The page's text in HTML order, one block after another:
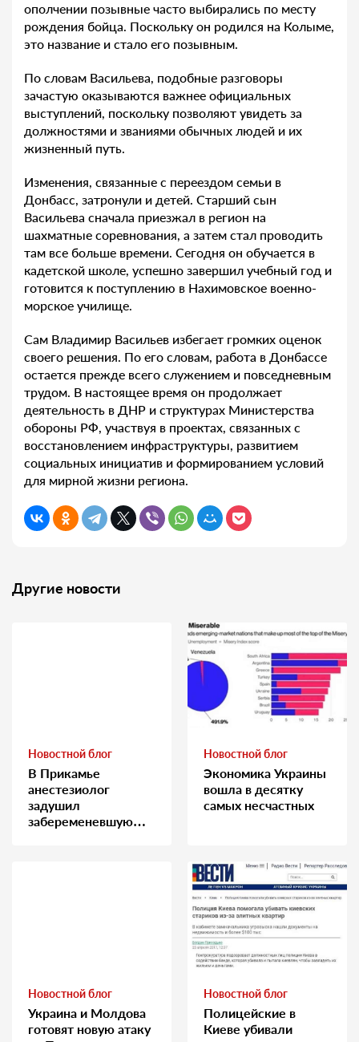
ополчении позывные часто выбирались по месту
рождения бойца. Поскольку он родился на Колыме,
это название и стало его позывным.
По словам Васильева, подобные разговоры
зачастую оказываются важнее официальных
выступлений, поскольку позволяют увидеть за
должностями и званиями обычных людей и их
жизненный путь.
Изменения, связанные с переездом семьи в
Донбасс, затронули и детей. Старший сын
Васильева сначала приезжал в регион на
шахматные соревнования, а затем стал проводить
там все больше времени. Сегодня он обучается в
кадетской школе, успешно завершил учебный год и
готовится к поступлению в Нахимовское военно-
морское училище.
Сам Владимир Васильев избегает громких оценок
своего решения. По его словам, работа в Донбассе
остается прежде всего служением и повседневным
трудом. В настоящее время он продолжает
деятельность в ДНР и структурах Министерства
обороны РФ, участвуя в проектах, связанных с
восстановлением инфраструктуры, развитием
социальных инициатив и формированием условий
для мирной жизни региона.
Другие новости
Новостной блог
В Прикамье
анестезиолог
задушил
забеременевшую
Новостной блог
Экономика Украины
вошла в десятку
самых несчастных
Новостной блог
Украина и Молдова
готовят новую атаку
Новостной блог
Полицейские в
Киеве убивали